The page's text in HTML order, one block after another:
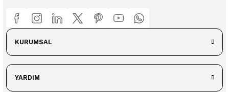
KURUMSAL
YARDIM